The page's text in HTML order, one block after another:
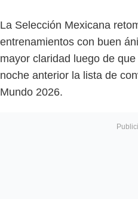
La Selección Mexicana
entrenamientos con buen
mayor claridad luego de
noche anterior la lista de
Mundo 2026.